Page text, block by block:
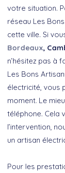
votre situation.
réseau Les
cette ville. Si
Bordeaux,
n’hésitez pas à
Les Bons
électricité, vous
moment. Le
téléphone. Cela
l’intervention,
un artisan
Pour les